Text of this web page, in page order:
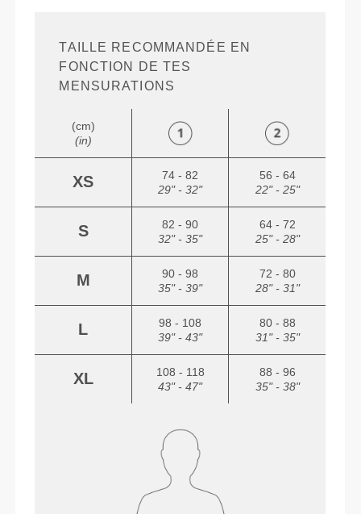
TAILLE RECOMMANDÉE EN
FONCTION DE TES
MENSURATIONS
(cm)
(in)
XS
74 - 82
29" - 32"
56 - 64
22" - 25"
S
82 - 90
32" - 35"
64 - 72
25" - 28"
M
90 - 98
35" - 39"
72 - 80
28" - 31"
L
98 - 108
39" - 43"
80 - 88
31" - 35"
XL
108 - 118
43" - 47"
88 - 96
35" - 38"